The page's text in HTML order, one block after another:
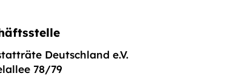
Deutschland e.V.
78/79